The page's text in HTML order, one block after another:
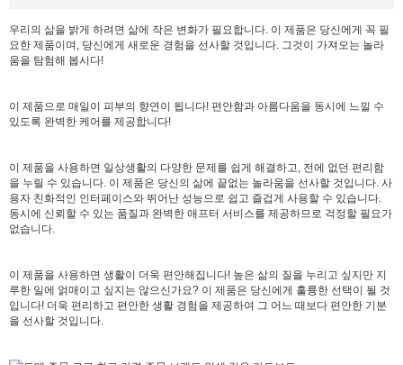
우리의 삶을 밝게 하려면 삶에 작은 변화가 필요합니다. 이 제품은 당신에게 꼭 필
요한 제품이며, 당신에게 새로운 경험을 선사할 것입니다. 그것이 가져오는 놀라
움을 탐험해 봅시다!
이 제품으로 매일이 피부의 향연이 됩니다! 편안함과 아름다움을 동시에 느낄 수
있도록 완벽한 케어를 제공합니다!
이 제품을 사용하면 일상생활의 다양한 문제를 쉽게 해결하고, 전에 없던 편리함
을 누릴 수 있습니다. 이 제품은 당신의 삶에 끝없는 놀라움을 선사할 것입니다. 사
용자 친화적인 인터페이스와 뛰어난 성능으로 쉽고 즐겁게 사용할 수 있습니다.
동시에 신뢰할 수 있는 품질과 완벽한 애프터 서비스를 제공하므로 걱정할 필요가
없습니다.
이 제품을 사용하면 생활이 더욱 편안해집니다! 높은 삶의 질을 누리고 싶지만 지
루한 일에 얽매이고 싶지는 않으신가요? 이 제품은 당신에게 훌륭한 선택이 될 것
입니다! 더욱 편리하고 편안한 생활 경험을 제공하여 그 어느 때보다 편안한 기분
을 선사할 것입니다.